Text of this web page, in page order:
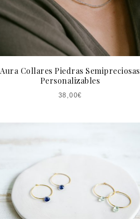
Aura Collares Piedras Semipreciosas
Personalizables
38,00€